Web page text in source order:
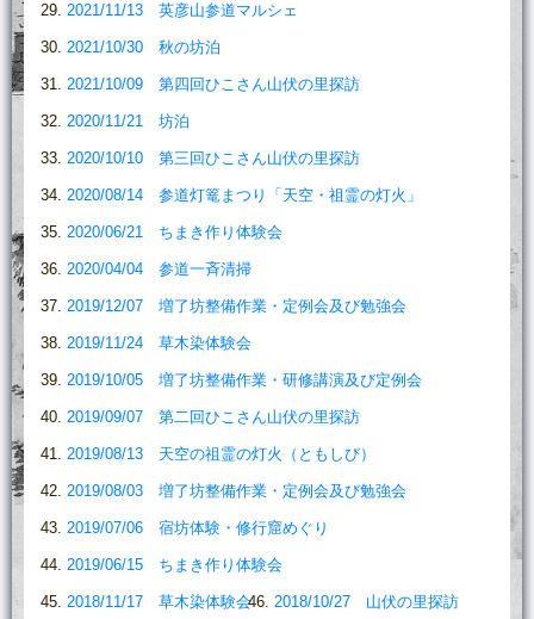
2021/11/13 英彦山参道マルシェ
2021/10/30 秋の坊泊
2021/10/09 第四回ひこさん山伏の里探訪
2020/11/21 坊泊
2020/10/10 第三回ひこさん山伏の里探訪
2020/08/14 参道灯篭まつり「天空・祖霊の灯火」
2020/06/21 ちまき作り体験会
2020/04/04 参道一斉清掃
2019/12/07 増了坊整備作業・定例会及び勉強会
2019/11/24 草木染体験会
2019/10/05 増了坊整備作業・研修講演及び定例会
2019/09/07 第二回ひこさん山伏の里探訪
2019/08/13 天空の祖霊の灯火（ともしび）
2019/08/03 増了坊整備作業・定例会及び勉強会
2019/07/06 宿坊体験・修行窟めぐり
2019/06/15 ちまき作り体験会
2018/11/17 草木染体験会 2018/10/27 山伏の里探訪